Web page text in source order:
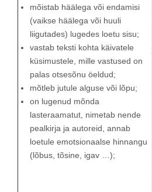
mõistab häälega või endamisi
(vaikse häälega või huuli
liigutades) lugedes loetu sisu;
vastab teksti kohta käivatele
küsimustele, mille vastused on
palas otsesõnu öeldud;
mõtleb jutule alguse või lõpu;
on lugenud mõnda
lasteraamatut, nimetab nende
pealkirja ja autoreid, annab
loetule emotsionaalse hinnangu
(lõbus, tõsine, igav …);